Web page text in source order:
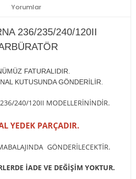
Yorumlar
236/235/240/120II
FATURALIDIR.
KUTUSUNDA GÖNDERİLİR.
240/120II MODELLERİNİNDİR.
YEDEK PARÇADIR.
GÖNDERİLECEKTİR.
İADE VE DEĞİŞİM YOKTUR.